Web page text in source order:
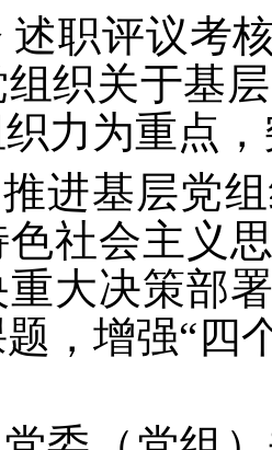
述职评议考
织关于基
力为重点
推进基层党
社会主义
大决策部
，增强“四